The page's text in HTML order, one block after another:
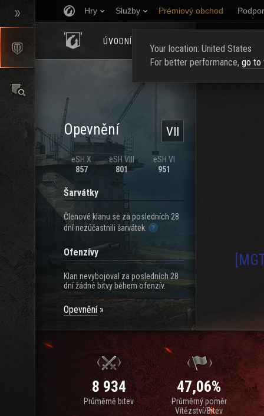
Hry Služby Prémiový obchod
ÚVODNÍ STRÁNKA
VII
Opevnění
eSH X
857
eSH VIII
801
eSH VI
951
Šarvátky
Členové klanu se za posledních 28
dní nezúčastnili šarvátek.
Ofenzívy
Klan nevybojoval za posledních 28
dní žádné bitvy během ofenzív.
Opevnění
8 934
Průměrně bitev
47,06%
Průměrný poměr
Vítězství/Bitev
Your location: United States
For better performance, go to